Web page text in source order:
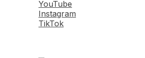
YouTube
Instagram
TikTok